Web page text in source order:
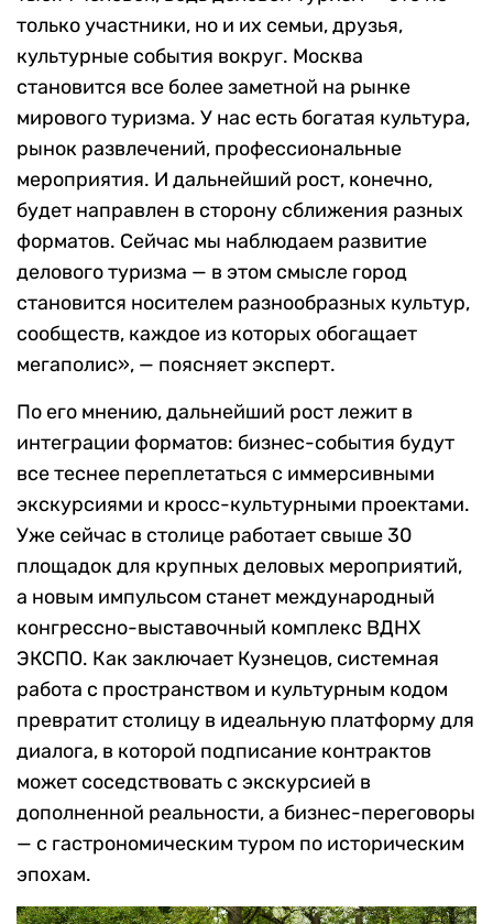
только участники, но и их семьи, друзья,
культурные события вокруг. Москва
становится все более заметной на рынке
мирового туризма. У нас есть богатая культура,
рынок развлечений, профессиональные
мероприятия. И дальнейший рост, конечно,
будет направлен в сторону сближения разных
форматов. Сейчас мы наблюдаем развитие
делового туризма — в этом смысле город
становится носителем разнообразных культур,
сообществ, каждое из которых обогащает
мегаполис», — поясняет эксперт.
По его мнению, дальнейший рост лежит в
интеграции форматов: бизнес-события будут
все теснее переплетаться с иммерсивными
экскурсиями и кросс-культурными проектами.
Уже сейчас в столице работает свыше 30
площадок для крупных деловых мероприятий,
а новым импульсом станет международный
конгрессно-выставочный комплекс ВДНХ
ЭКСПО. Как заключает Кузнецов, системная
работа с пространством и культурным кодом
превратит столицу в идеальную платформу для
диалога, в которой подписание контрактов
может соседствовать с экскурсией в
дополненной реальности, а бизнес-переговоры
— с гастрономическим туром по историческим
эпохам.